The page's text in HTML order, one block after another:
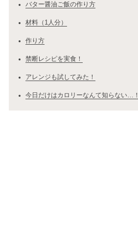
バター醤油ご飯の作り方
材料（1人分）
作り方
禁断レシピを実食！
アレンジも試してみた！
今日だけはカロリーなんて知らない…！